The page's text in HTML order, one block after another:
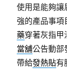
使用是能夠讓
強的產品事項
藥穿著灰指甲
當舖公告動部
帶給發熱貼有